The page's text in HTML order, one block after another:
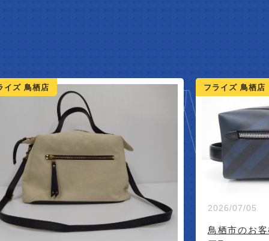
イズ 鳥栖店
07/05
市のお客様よりバーバリーのポーチ
フライズ 鳥栖店